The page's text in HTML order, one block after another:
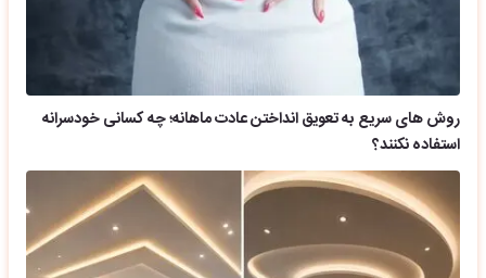
روش های سریع به تعویق انداختن عادت ماهانه؛ چه کسانی خودسرانه
استفاده نکنند؟